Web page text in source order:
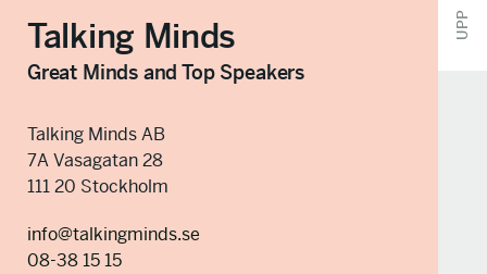
Talking Minds
Great Minds and Top Speakers
Talking Minds AB
7A Vasagatan 28
111 20 Stockholm
info@talkingminds.se
08-38 15 15
UPP